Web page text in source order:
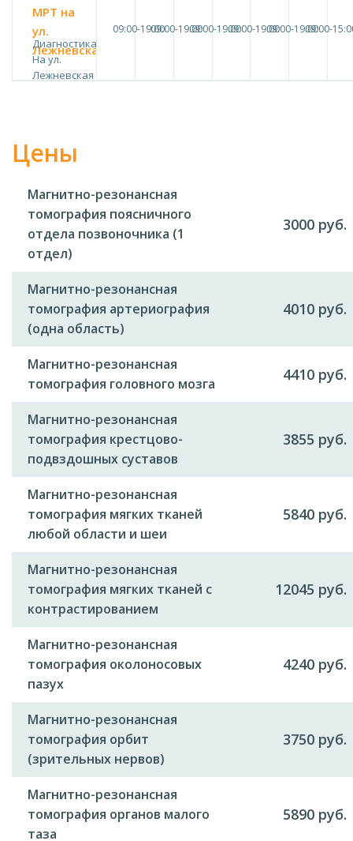
МРТ на
ул.
Лежневская
Диагностика
На ул.
Лежневская
09:00-19:0009:00-19:0009:00-19:0009:00-19:0009:00-19:0009:00-
Цены
Магнитно-резонансная
томография поясничного
отдела позвоночника (1
отдел)
3000 руб.
Магнитно-резонансная
томография артериография
(одна область)
4010 руб.
Магнитно-резонансная
томография головного мозга
4410 руб.
Магнитно-резонансная
томография крестцово-
подвздошных суставов
3855 руб.
Магнитно-резонансная
томография мягких тканей
любой области и шеи
5840 руб.
Магнитно-резонансная
томография мягких тканей с
контрастированием
12045 руб.
Магнитно-резонансная
томография околоносовых
пазух
4240 руб.
Магнитно-резонансная
томография орбит
(зрительных нервов)
3750 руб.
Магнитно-резонансная
томография органов малого
таза
5890 руб.